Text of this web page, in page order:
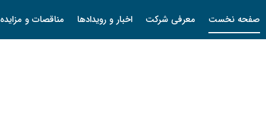
صفحه نخست معرفی شرکت اخبار و رویدادها مناقصات و